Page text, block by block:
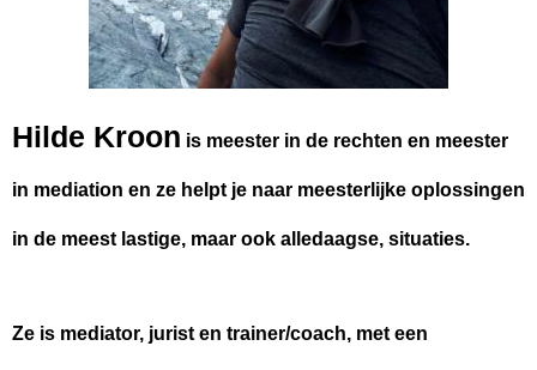
Hilde Kroon is meester in de rechten en meester
in mediation en ze helpt je naar meesterlijke oplossingen
in de meest lastige, maar ook alledaagse, situaties.
Ze is mediator, jurist en trainer/coach, met een